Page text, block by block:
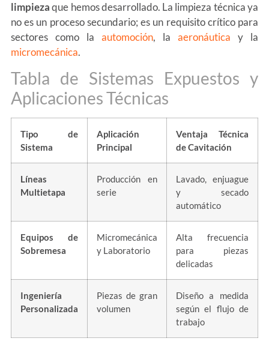
limpiezaque hemos desarrollado. La limpieza técnica ya
no es un proceso secundario; es un requisito crítico para
sectores como la automoción, laaeronáutica y la
micromecánica.
Tabla de Sistemas Expuestos y
Aplicaciones Técnicas
Tipo de
Sistema
Aplicación
Principal
Ventaja Técnica
de Cavitación
Líneas
Multietapa
Producción en
serie
Lavado, enjuague
y secado
automático
Equipos de
Sobremesa
Micromecánica
y Laboratorio
Alta frecuencia
para piezas
delicadas
Ingeniería
Personalizada
Piezas de gran
volumen
Diseño a medida
según el flujo de
trabajo